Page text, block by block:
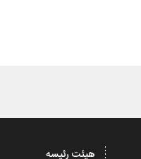
هیئت رئیسه